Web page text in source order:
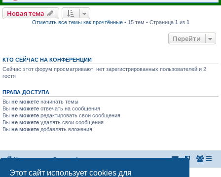
Этот сайт использует cookies для
Новая тема
Отметить все темы как прочтённые• 15 тем • Страница 1 из 1
Перейти
КТО СЕЙЧАС НА КОНФЕРЕНЦИИ
Сейчас этот форум просматривают: нет зарегистрированных пользователей и 2
гостя
ПРАВА ДОСТУПА
Вы не можете начинать темы
Вы не можете отвечать на сообщения
Вы не можете редактировать свои сообщения
Вы не можете удалять свои сообщения
Вы не можете добавлять вложения
На главную Список форумов
Российская Ассоциация Развития Игорного Бизнеса